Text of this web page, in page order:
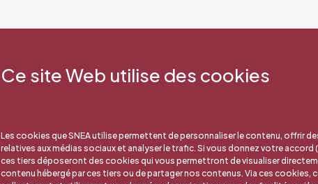
Ce site Web utilise des cookies
Les cookies que SNEA utilise permettent de personnaliser le contenu, offrir
relatives aux médias sociaux et analyser le trafic. Si vous donnez votre
ces tiers déposeront des cookies qui vous permettront de visualiser
contenu hébergé par ces tiers ou de partager nos contenus. Via ces cookies,